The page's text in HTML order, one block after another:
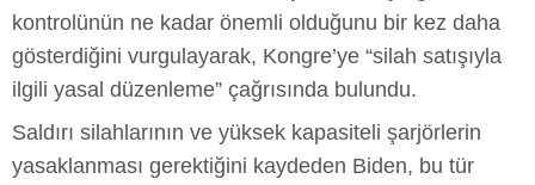
kontrolünün ne kadar önemli olduğunu bir kez daha
gösterdiğini vurgulayarak, Kongre’ye “silah satışıyla
ilgili yasal düzenleme” çağrısında bulundu.
Saldırı silahlarının ve yüksek kapasiteli şarjörlerin
yasaklanması gerektiğini kaydeden Biden, bu tür